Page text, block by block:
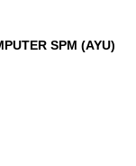
SPM (AYU)